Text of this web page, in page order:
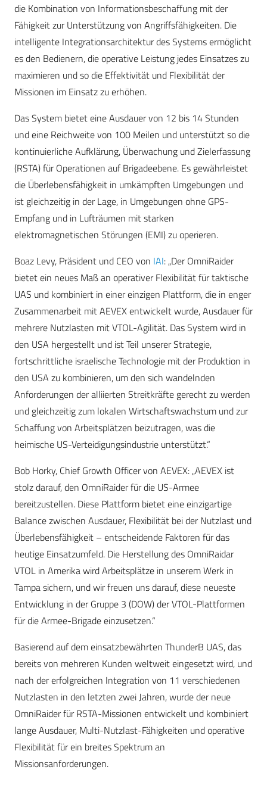
die Kombination von Informationsbeschaffung mit der
Fähigkeit zur Unterstützung von Angriffsfähigkeiten. Die
intelligente Integrationsarchitektur des Systems ermöglicht
es den Bedienern, die operative Leistung jedes Einsatzes zu
maximieren und so die Effektivität und Flexibilität der
Missionen im Einsatz zu erhöhen.
Das System bietet eine Ausdauer von 12 bis 14 Stunden
und eine Reichweite von 100 Meilen und unterstützt so die
kontinuierliche Aufklärung, Überwachung und Zielerfassung
(RSTA) für Operationen auf Brigadeebene. Es gewährleistet
die Überlebensfähigkeit in umkämpften Umgebungen und
ist gleichzeitig in der Lage, in Umgebungen ohne GPS-
Empfang und in Lufträumen mit starken
elektromagnetischen Störungen (EMI) zu operieren.
Boaz Levy, Präsident und CEO von IAI: „Der OmniRaider
bietet ein neues Maß an operativer Flexibilität für taktische
UAS und kombiniert in einer einzigen Plattform, die in enger
Zusammenarbeit mit AEVEX entwickelt wurde, Ausdauer für
mehrere Nutzlasten mit VTOL-Agilität. Das System wird in
den USA hergestellt und ist Teil unserer Strategie,
fortschrittliche israelische Technologie mit der Produktion in
den USA zu kombinieren, um den sich wandelnden
Anforderungen der alliierten Streitkräfte gerecht zu werden
und gleichzeitig zum lokalen Wirtschaftswachstum und zur
Schaffung von Arbeitsplätzen beizutragen, was die
heimische US-Verteidigungsindustrie unterstützt.“
Bob Horky, Chief Growth Officer von AEVEX: „AEVEX ist
stolz darauf, den OmniRaider für die US-Armee
bereitzustellen. Diese Plattform bietet eine einzigartige
Balance zwischen Ausdauer, Flexibilität bei der Nutzlast und
Überlebensfähigkeit – entscheidende Faktoren für das
heutige Einsatzumfeld. Die Herstellung des OmniRaidar
VTOL in Amerika wird Arbeitsplätze in unserem Werk in
Tampa sichern, und wir freuen uns darauf, diese neueste
Entwicklung in der Gruppe 3 (DOW) der VTOL-Plattformen
für die Armee-Brigade einzusetzen.“
Basierend auf dem einsatzbewährten ThunderB UAS, das
bereits von mehreren Kunden weltweit eingesetzt wird, und
nach der erfolgreichen Integration von 11 verschiedenen
Nutzlasten in den letzten zwei Jahren, wurde der neue
OmniRaider für RSTA-Missionen entwickelt und kombiniert
lange Ausdauer, Multi-Nutzlast-Fähigkeiten und operative
Flexibilität für ein breites Spektrum an
Missionsanforderungen.